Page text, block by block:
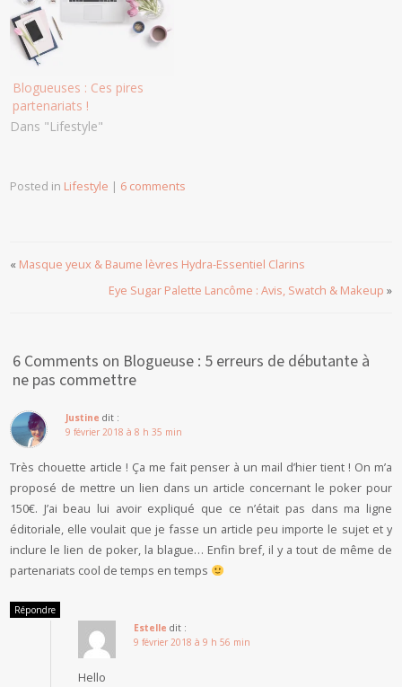
Blogueuses : Ces pires
partenariats !
Dans "Lifestyle"
Posted in Lifestyle | 6 comments
« Masque yeux & Baume lèvres Hydra-Essentiel Clarins
Eye Sugar Palette Lancôme : Avis, Swatch & Makeup »
6 Comments on Blogueuse : 5 erreurs de débutante à
ne pas commettre
Justine dit :
9 février 2018 à 8 h 35 min
Très chouette article ! Ça me fait penser à un mail d’hier tient ! On m’a
proposé de mettre un lien dans un article concernant le poker pour
150€. J’ai beau lui avoir expliqué que ce n’était pas dans ma ligne
éditoriale, elle voulait que je fasse un article peu importe le sujet et y
inclure le lien de poker, la blague… Enfin bref, il y a tout de même de
partenariats cool de temps en temps
Répondre
Estelle dit :
9 février 2018 à 9 h 56 min
Hello